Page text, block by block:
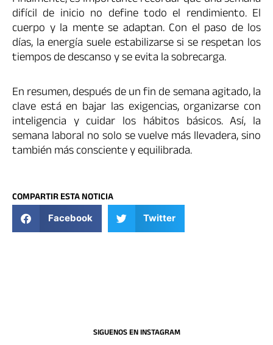
difícil de inicio no define todo el rendimiento. El
cuerpo y la mente se adaptan. Con el paso de los
días, la energía suele estabilizarse si se respetan los
tiempos de descanso y se evita la sobrecarga.
En resumen, después de un fin de semana agitado, la
clave está en bajar las exigencias, organizarse con
inteligencia y cuidar los hábitos básicos. Así, la
semana laboral no solo se vuelve más llevadera, sino
también más consciente y equilibrada.
COMPARTIR ESTA NOTICIA
Facebook Twitter
SIGUENOS EN INSTAGRAM